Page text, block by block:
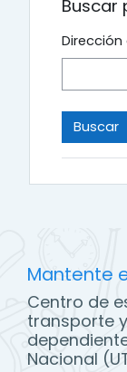
Buscar
Mantente
Centro de
transporte
Nacional